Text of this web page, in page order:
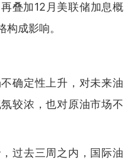
叠加12月美联储加息概
成影响。
确定性上升，对未来油
较浓，也对原油市场不
过去三周之内，国际油